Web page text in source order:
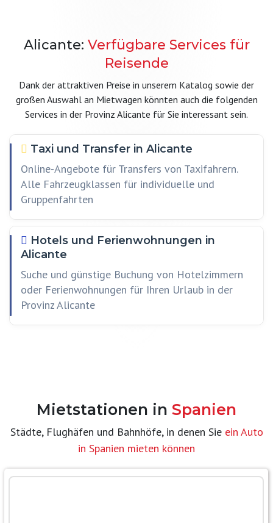
Alicante: Verfügbare Services für
Reisende
Dank der attraktiven Preise in unserem Katalog sowie der
großen Auswahl an Mietwagen könnten auch die folgenden
Services in der Provinz Alicante für Sie interessant sein.
Taxi und Transfer in Alicante
Online-Angebote für Transfers von Taxifahrern.
Alle Fahrzeugklassen für individuelle und
Gruppenfahrten
Hotels und Ferienwohnungen in
Alicante
Suche und günstige Buchung von Hotelzimmern
oder Ferienwohnungen für Ihren Urlaub in der
Provinz Alicante
Mietstationen in Spanien
Städte, Flughäfen und Bahnhöfe, in denen Sie ein Auto
in Spanien mieten können